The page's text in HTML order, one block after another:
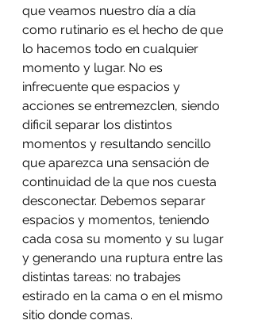
que veamos nuestro día a día
como rutinario es el hecho de que
lo hacemos todo en cualquier
momento y lugar. No es
infrecuente que espacios y
acciones se entremezclen, siendo
dificil separar los distintos
momentos y resultando sencillo
que aparezca una sensación de
continuidad de la que nos cuesta
desconectar. Debemos separar
espacios y momentos, teniendo
cada cosa su momento y su lugar
y generando una ruptura entre las
distintas tareas: no trabajes
estirado en la cama o en el mismo
sitio donde comas.